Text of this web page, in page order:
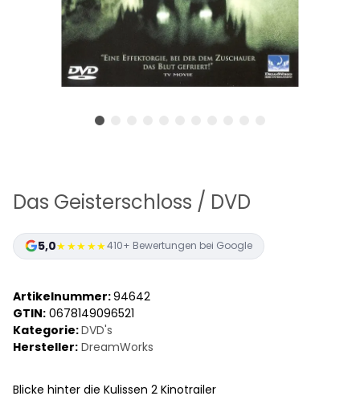
Das Geisterschloss / DVD
5,0★★★★★410+ Bewertungen bei Google
Artikelnummer:94642
GTIN: 0678149096521
Kategorie:DVD's
Hersteller: DreamWorks
Blicke hinter die Kulissen 2 Kinotrailer